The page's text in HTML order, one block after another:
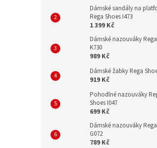
Dámské sandály na
Rega Shoes I473
1 399 Kč
Dámské nazouváky
K730
989 Kč
Dámské žabky Rega
919 Kč
Pohodlné nazouváky
Shoes I047
699 Kč
Dámské nazouváky
G072
789 Kč